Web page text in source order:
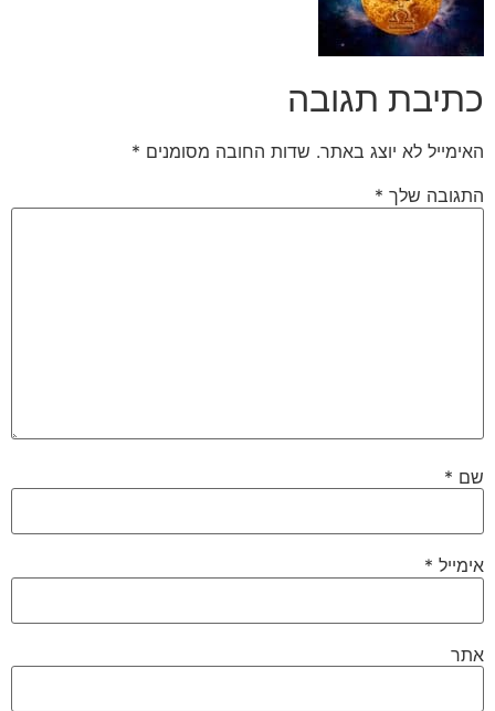
כתיבת תגובה
האימייל לא יוצג באתר. שדות החובה מסומנים *
התגובה שלך *
שם *
אימייל *
אתר